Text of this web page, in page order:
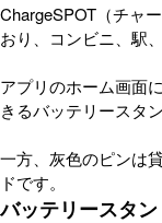
ChargeSPOT（チャ
おり、コンビニ、駅
アプリのホーム画面
きるバッテリースタ
一方、灰色のピンは
ドです。
バッテリースタ